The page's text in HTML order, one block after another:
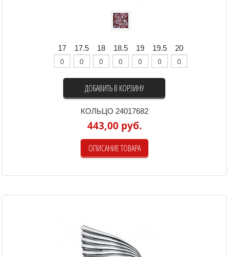
17 17.5 18 18.5 19 19.5 20
ДОБАВИТЬ В КОРЗИНУ
КОЛЬЦО 24017682
443,00 руб.
ОПИСАНИЕ ТОВАРА